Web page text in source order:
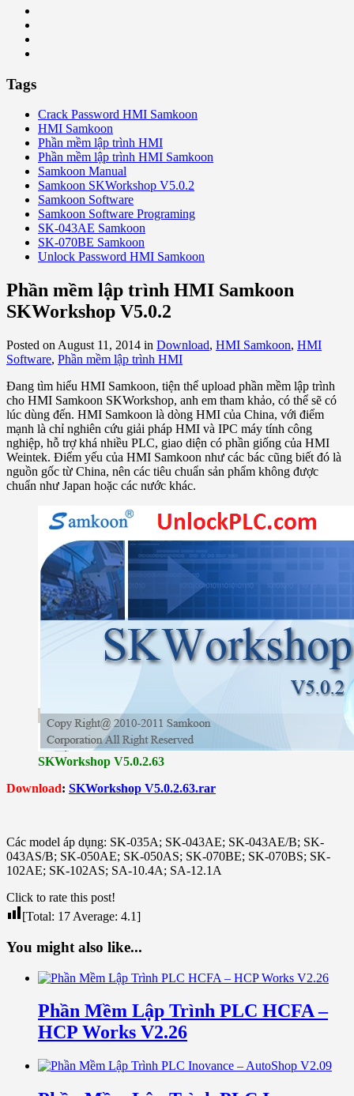
Tags
Crack Password HMI Samkoon
HMI Samkoon
Phần mềm lập trình HMI
Phần mềm lập trình HMI Samkoon
Samkoon Manual
Samkoon SKWorkshop V5.0.2
Samkoon Software
Samkoon Software Programing
SK-043AE Samkoon
SK-070BE Samkoon
Unlock Password HMI Samkoon
Phần mềm lập trình HMI Samkoon
SKWorkshop V5.0.2
Posted on August 11, 2014 in Download, HMI Samkoon, HMI
Software, Phần mềm lập trình HMI
Đang tìm hiểu HMI Samkoon, tiện thể upload phần mềm lập trình
cho HMI Samkoon SKWorkshop, anh em tham khảo, có thể sẽ có
lúc dùng đến. HMI Samkoon là dòng HMI của China, với điểm
mạnh là chỉ nghiên cứu giải pháp HMI và IPC máy tính công
nghiệp, hỗ trợ khá nhiều PLC, giao diện có phần giống của HMI
Weintek. Điểm yếu của HMI Samkoon như các bác cũng biết đó là
nguồn gốc từ China, nên các tiêu chuẩn sản phẩm không được
chuẩn như Japan hoặc các nước khác.
SKWorkshop V5.0.2.63
Download: SKWorkshop V5.0.2.63.rar
Các model áp dụng: SK-035A; SK-043AE; SK-043AE/B; SK-
043AS/B; SK-050AE; SK-050AS; SK-070BE; SK-070BS; SK-
102AE; SK-102AS; SA-10.4A; SA-12.1A
Click to rate this post!
[Total: 17 Average: 4.1]
You might also like...
Phần Mềm Lập Trình PLC HCFA –
HCP Works V2.26